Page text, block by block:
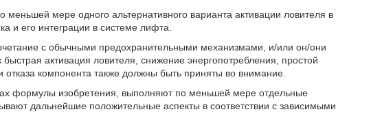
мере одного альтернативного варианта активации ловителя в
и его интеграции в системе лифта.
с обычными предохранительными механизмами, и/или он/они
активация ловителя, снижение энергопотребления, простой
отказа компонента также должны быть приняты во внимание.
формулы изобретения, выполняют по меньшей мере отдельные
дальнейшие положительные аспекты в соответствии с зависимыми